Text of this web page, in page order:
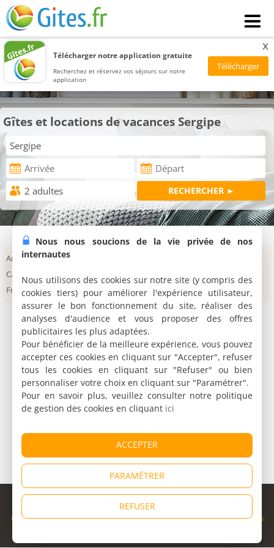
Télécharger notre application gratuite
Recherchez et réservez vos séjours sur notre
application
x
Gîtes et locations de vacances Sergipe
Aracaju
Canindé de São
Francisco
Itabaiana
© Copyright 1998 - 2026
Cybevasion|Mentions légales|Confidentialité|CGU|Informations
Nous nous soucions de la vie privée de nos
internautes
Nous utilisons des cookies sur notre site (y compris des
cookies tiers) pour améliorer l'expérience utilisateur,
assurer le bon fonctionnement du site, réaliser des
analyses d'audience et vous proposer des offres
publicitaires les plus adaptées.
Pour bénéficier de la meilleure expérience, vous pouvez
accepter ces cookies en cliquant sur "Accepter", refuser
tous les cookies en cliquant sur "Refuser" ou bien
personnaliser votre choix en cliquant sur "Paramétrer".
Pour en savoir plus, veuillez consulter notre politique
de gestion des cookies en cliquant ici
ACCEPTER
PARAMÉTRER
REFUSER